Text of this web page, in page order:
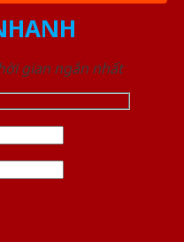
gian ngắn nhất